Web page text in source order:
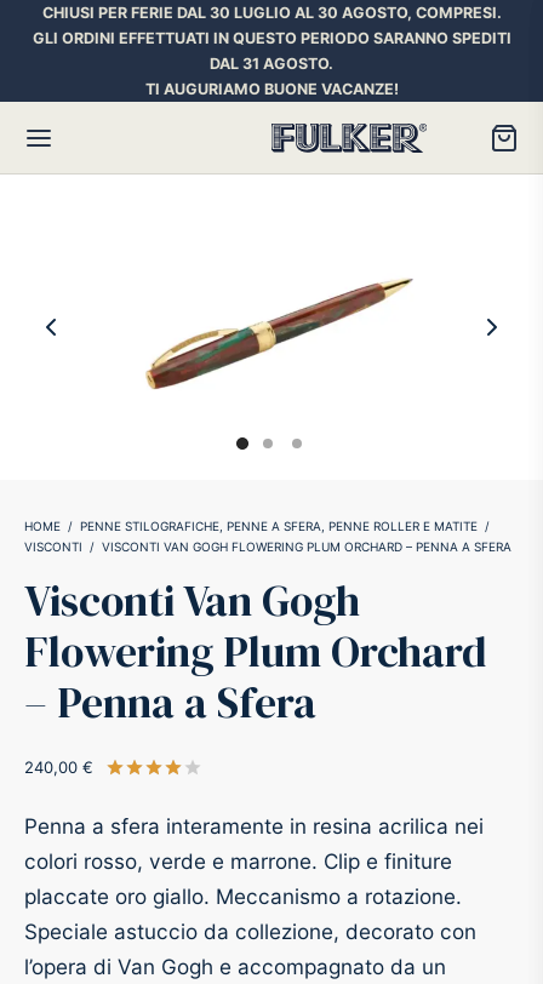
CHIUSI PER FERIE DAL 30 LUGLIO AL 30 AGOSTO, COMPRESI.
GLI ORDINI EFFETTUATI IN QUESTO PERIODO SARANNO SPEDITI
DAL 31 AGOSTO.
TI AUGURIAMO BUONE VACANZE!
HOME / PENNE STILOGRAFICHE, PENNE A SFERA, PENNE ROLLER E MATITE /
VISCONTI
/ VISCONTI VAN GOGH FLOWERING PLUM ORCHARD – PENNA A SFERA
Visconti Van Gogh
Flowering Plum Orchard
– Penna a Sfera
240,00 €
Penna a sfera interamente in resina acrilica nei
colori rosso, verde e marrone. Clip e finiture
placcate oro giallo. Meccanismo a rotazione.
Speciale astuccio da collezione, decorato con
l’opera di Van Gogh e accompagnato da un
SPACE PEN
Matic
Space Pen
pressurizzato
PENNE
E INCHIOSTRI
Penne Stilografiche
Penne Roller